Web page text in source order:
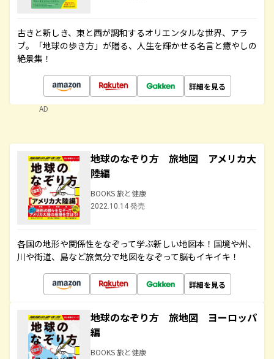
古きと新しき、東と西が調和するオリエンタルな世界、アラ
ブ。「地球の歩き方」が贈る、人生を輝かせる名言と癒やしの
絶景集！
詳細を見る
AD
地球のなぞり方 旅地図 アメリカ大
陸編
BOOKS 旅と健康
2022.10.14 発売
各国の地形や関係性をなぞって学ぶ新しい地図本！国境や州、
川や街道、島など旅気分で地図をなぞって脳もイキイキ！
詳細を見る
地球のなぞり方 旅地図 ヨーロッパ
編
BOOKS 旅と健康